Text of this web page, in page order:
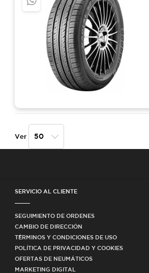
Ver
SERVICIO AL CLIENTE
SEGUIMIENTO DE ORDENES
CAMBIO DE DIRECCIÓN
TÉRMINOS Y CONDICIONES DE USO
POLÍTICA DE PRIVACIDAD Y COOKIES
OFERTAS DE NEUMÁTICOS
MARKETING DIGITAL